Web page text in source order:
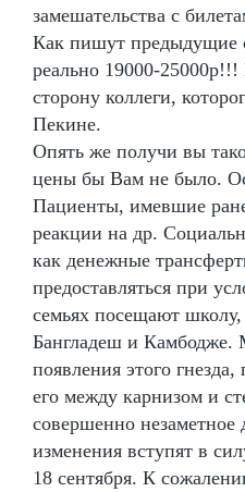
замешательства с
Как пишут предыдущие
реально 19000-
сторону коллеги,
Пекине.
Опять же получи вы
цены бы Вам не было.
Пациенты, имевшие
реакции на др.
как денежные
предоставляться при
семьях посещают
Бангладеш и Камбодже.
появления этого
его между карнизом и
совершенно незаметное
изменения вступят в
18 сентября. К